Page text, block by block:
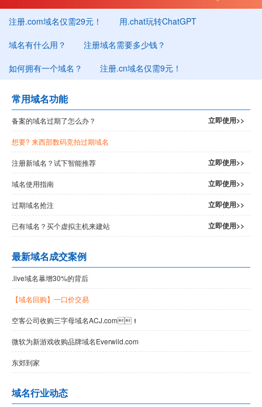
注册.com域名仅需29元！
用.chat玩转ChatGPT
域名有什么用？
注册域名需要多少钱？
如何拥有一个域名？
注册.cn域名仅需9元！
常用域名功能
备案的域名过期了怎么办？ 立即使用>>
想要? 来西部数码竞拍过期域名
注册新域名？试下智能推荐 立即使用>>
域名使用指南 立即使用>>
过期域名抢注 立即使用>>
已有域名？买个虚拟主机来建站 立即使用>>
最新域名成交案例
.live域名暴增30%的背后
【域名回购】一口价交易
空客公司收购三字母域名ACJ.com！
微软为新游戏收购品牌域名Everwild.com
东郊到家
域名行业动态